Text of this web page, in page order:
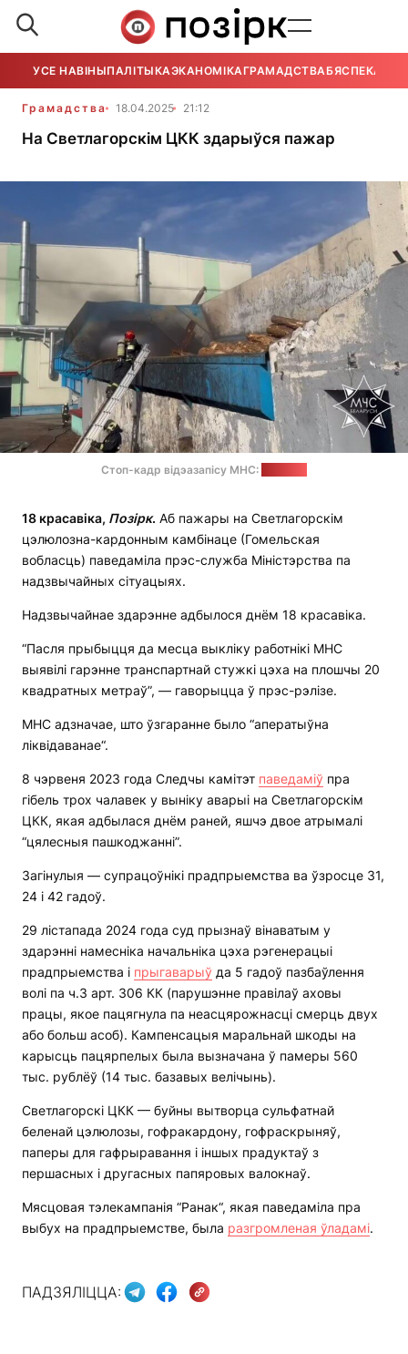
УСЕ НАВІНЫПАЛІТЫКАЭКАНОМІКАГРАМАДСТВАБЯСПЕКА
Грамадства 18.04.2025 21:12
На Светлагорскім ЦКК здарыўся пажар
Стоп-кадр відэазапісу МНС:
18 красавіка, Позірк. Аб пажары на Светлагорскім
цэлюлозна-кардонным камбінаце (Гомельская
вобласць) паведаміла прэс-служба Міністэрства па
надзвычайных сітуацыях.
Надзвычайнае здарэнне адбылося днём 18 красавіка.
“Пасля прыбыцця да месца выкліку работнікі МНС
выявілі гарэнне транспартнай стужкі цэха на плошчы 20
квадратных метраў”, — гаворыцца ў прэс-рэлізе.
МНС адзначае, што ўзгаранне было “аператыўна
ліквідаванае“.
8 чэрвеня 2023 года Следчы камітэт паведаміў пра
гібель трох чалавек у выніку аварыі на Светлагорскім
ЦКК, якая адбылася днём раней, яшчэ двое атрымалі
“цялесныя пашкоджанні”.
Загінулыя — супрацоўнікі прадпрыемства ва ўзросце 31,
24 і 42 гадоў.
29 лістапада 2024 года суд прызнаў вінаватым у
здарэнні намесніка начальніка цэха рэгенерацыі
прадпрыемства і прыгаварыў да 5 гадоў пазбаўлення
волі па ч.3 арт. 306 КК (парушэнне правілаў аховы
працы, якое пацягнула па неасцярожнасці смерць двух
або больш асоб). Кампенсацыя маральнай шкоды на
карысць пацярпелых была вызначана ў памеры 560
тыс. рублёў (14 тыс. базавых велічынь).
Светлагорскі ЦКК — буйны вытворца сульфатнай
беленай цэлюлозы, гофракардону, гофраскрыняў,
паперы для гафрыравання і іншых прадуктаў з
першасных і другасных папяровых валокнаў.
Мясцовая тэлекампанія “Ранак“, якая паведаміла пра
выбух на прадпрыемстве, была разгромленая ўладамі.
ПАДЗЯЛІЦЦА: